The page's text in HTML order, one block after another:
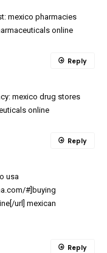
mexico pharmacies
online
mexico drug stores
online
Reply
usa
#]buying
url] mexican
Reply
Reply